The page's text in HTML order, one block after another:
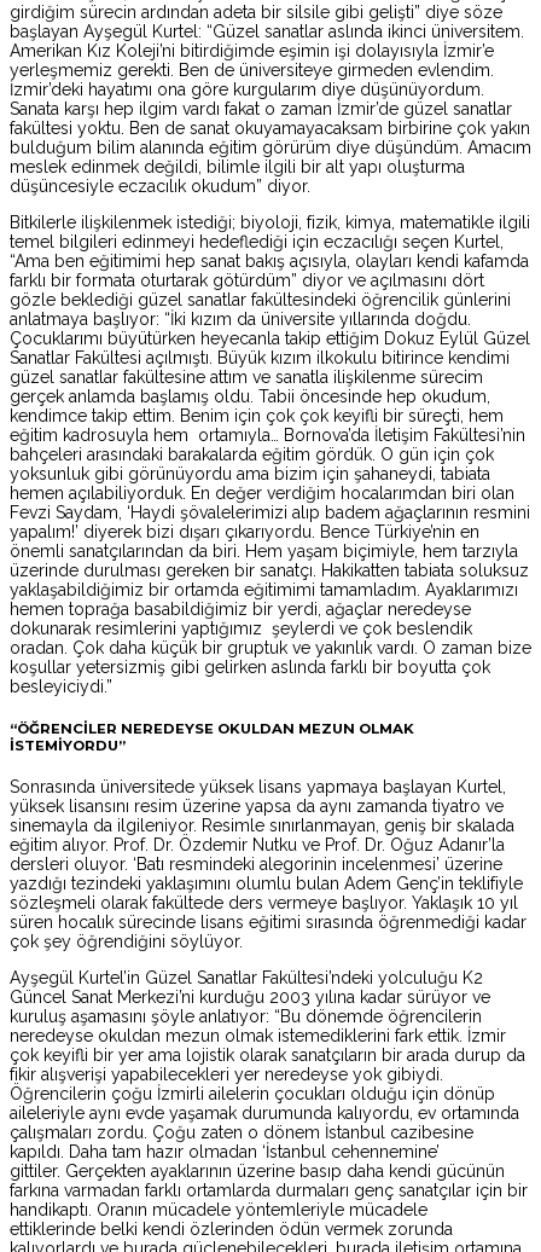
girdiğim sürecin ardından adeta bir silsile gibi gelişti” diye söze
başlayan Ayşegül Kurtel: “Güzel sanatlar aslında ikinci üniversitem.
Amerikan Kız Koleji’ni bitirdiğimde eşimin işi dolayısıyla İzmir’e
yerleşmemiz gerekti. Ben de üniversiteye girmeden evlendim.
İzmir’deki hayatımı ona göre kurgularım diye düşünüyordum.
Sanata karşı hep ilgim vardı fakat o zaman İzmir’de güzel sanatlar
fakültesi yoktu. Ben de sanat okuyamayacaksam birbirine çok yakın
bulduğum bilim alanında eğitim görürüm diye düşündüm. Amacım
meslek edinmek değildi, bilimle ilgili bir alt yapı oluşturma
düşüncesiyle eczacılık okudum” diyor.
Bitkilerle ilişkilenmek istediği; biyoloji, fizik, kimya, matematikle ilgili
temel bilgileri edinmeyi hedeflediği için eczacılığı seçen Kurtel,
“Ama ben eğitimimi hep sanat bakış açısıyla, olayları kendi kafamda
farklı bir formata oturtarak götürdüm” diyor ve açılmasını dört
gözle beklediği güzel sanatlar fakültesindeki öğrencilik günlerini
anlatmaya başlıyor: “İki kızım da üniversite yıllarında doğdu.
Çocuklarımı büyütürken heyecanla takip ettiğim Dokuz Eylül Güzel
Sanatlar Fakültesi açılmıştı. Büyük kızım ilkokulu bitirince kendimi
güzel sanatlar fakültesine attım ve sanatla ilişkilenme sürecim
gerçek anlamda başlamış oldu. Tabii öncesinde hep okudum,
kendimce takip ettim. Benim için çok çok keyifli bir süreçti, hem
eğitim kadrosuyla hem ortamıyla… Bornova’da İletişim Fakültesi’nin
bahçeleri arasındaki barakalarda eğitim gördük. O gün için çok
yoksunluk gibi görünüyordu ama bizim için şahaneydi, tabiata
hemen açılabiliyorduk. En değer verdiğim hocalarımdan biri olan
Fevzi Saydam, ‘Haydi şövalelerimizi alıp badem ağaçlarının resmini
yapalım!’ diyerek bizi dışarı çıkarıyordu. Bence Türkiye’nin en
önemli sanatçılarından da biri. Hem yaşam biçimiyle, hem tarzıyla
üzerinde durulması gereken bir sanatçı. Hakikatten tabiata soluksuz
yaklaşabildiğimiz bir ortamda eğitimimi tamamladım. Ayaklarımızı
hemen toprağa basabildiğimiz bir yerdi, ağaçlar neredeyse
dokunarak resimlerini yaptığımız şeylerdi ve çok beslendik
oradan. Çok daha küçük bir gruptuk ve yakınlık vardı. O zaman bize
koşullar yetersizmiş gibi gelirken aslında farklı bir boyutta çok
besleyiciydi.”
“ÖĞRENCİLER NEREDEYSE OKULDAN MEZUN OLMAK
İSTEMİYORDU”
Sonrasında üniversitede yüksek lisans yapmaya başlayan Kurtel,
yüksek lisansını resim üzerine yapsa da aynı zamanda tiyatro ve
sinemayla da ilgileniyor. Resimle sınırlanmayan, geniş bir skalada
eğitim alıyor. Prof. Dr. Özdemir Nutku ve Prof. Dr. Oğuz Adanır’la
dersleri oluyor. ‘Batı resmindeki alegorinin incelenmesi’ üzerine
yazdığı tezindeki yaklaşımını olumlu bulan Adem Genç’in teklifiyle
sözleşmeli olarak fakültede ders vermeye başlıyor. Yaklaşık 10 yıl
süren hocalık sürecinde lisans eğitimi sırasında öğrenmediği kadar
çok şey öğrendiğini söylüyor.
Ayşegül Kurtel’in Güzel Sanatlar Fakültesi’ndeki yolculuğu K2
Güncel Sanat Merkezi’ni kurduğu 2003 yılına kadar sürüyor ve
kuruluş aşamasını şöyle anlatıyor: “Bu dönemde öğrencilerin
neredeyse okuldan mezun olmak istemediklerini fark ettik. İzmir
çok keyifli bir yer ama lojistik olarak sanatçıların bir arada durup da
fikir alışverişi yapabilecekleri yer neredeyse yok gibiydi.
Öğrencilerin çoğu İzmirli ailelerin çocukları olduğu için dönüp
aileleriyle aynı evde yaşamak durumunda kalıyordu, ev ortamında
çalışmaları zordu. Çoğu zaten o dönem İstanbul cazibesine
kapıldı. Daha tam hazır olmadan ‘İstanbul cehennemine’
gittiler. Gerçekten ayaklarının üzerine basıp daha kendi gücünün
farkına varmadan farklı ortamlarda durmaları genç sanatçılar için bir
handikaptı. Oranın mücadele yöntemleriyle mücadele
ettiklerinde belki kendi özlerinden ödün vermek zorunda